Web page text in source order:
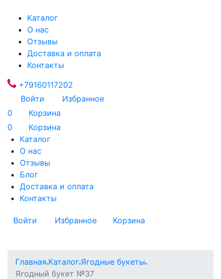
Каталог
О нас
Отзывы
Доставка и оплата
Контакты
+79160117202
Войти
Избранное
0
Корзина
0
Корзина
Каталог
О нас
Отзывы
Блог
Доставка и оплата
Контакты
Войти Избранное Корзина
Главная Каталог Ягодные букеты
Ягодный букет №37